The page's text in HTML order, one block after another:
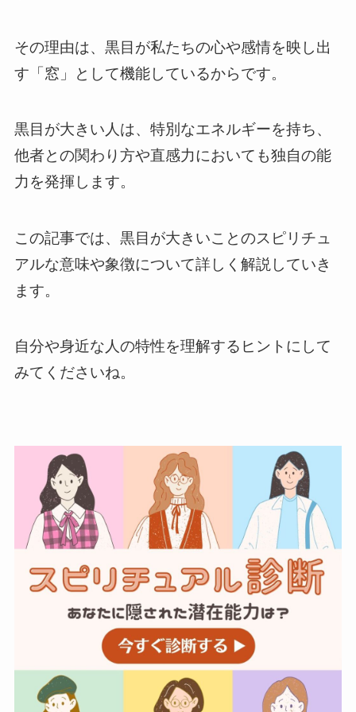
その理由は、黒目が私たちの心や感情を映し出
す「窓」として機能しているからです。
黒目が大きい人は、特別なエネルギーを持ち、
他者との関わり方や直感力においても独自の能
力を発揮します。
この記事では、黒目が大きいことのスピリチュ
アルな意味や象徴について詳しく解説していき
ます。
自分や身近な人の特性を理解するヒントにして
みてくださいね。